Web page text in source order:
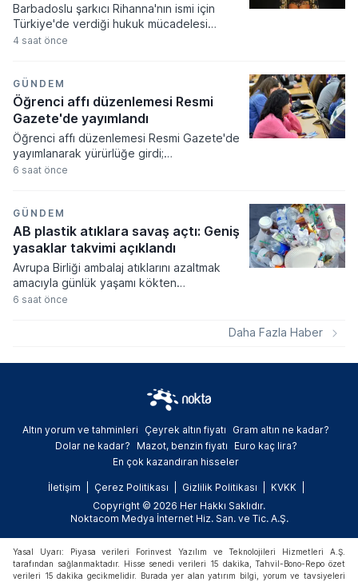
Barbadoslu şarkıcı Rihanna'nın ismi için
Türkiye'de verdiği hukuk mücadelesi
zaferle sonuçlandı. Mahkeme heyeti
tüketicilerde yanılgı uyandıracağı
gerekçesiyle iptal etti.
4 saat önce
GÜNDEM
Öğrenci affı düzenlemesi Resmi
Gazete'de yayımlandı
Öğrenci affı düzenlemesi Resmi Gazete'de
yayımlanarak yürürlüğe girdi;
üniversitelerinden ayrılanlara geri dönüş
mevzuata aykırı eğitim kurumu açanlara
ağır cezalar verilmesi kararlaştırıldı.
6 saat önce
GÜNDEM
AB plastik atıklara savaş açtı: Geniş
yasaklar takvimi açıklandı
Avrupa Birliği ambalaj atıklarını azaltmak
amacıyla günlük yaşamı kökten
değiştirecek geniş kapsamlı bir yasal
kadar pek çok alanda aşamalı yasaklar
6 saat önce
Daha Fazla Haber
Altın yorum ve tahminleri Çeyrek altın fiyatı
Gram altın ne kadar?
Dolar ne kadar?
Mazot, benzin fiyatı
Euro kaç lira?
En çok kazandıran hisseler
İletişim Çerez Politikası Gizlilik Politikası
KVKK
Copyright © 2026 Her Hakkı Saklıdır.
Noktacom Medya İnternet Hiz. San. ve Tic. A.Ş.
Yasal Uyarı: Piyasa verileri Forinvest Yazılım ve Teknolojileri Hizmetleri A.Ş.
tarafından sağlanmaktadır. Hisse senedi verileri 15 dakika, Tahvil-Bono-Repo özet
verileri 15 dakika gecikmelidir. Burada yer alan yatırım bilgi, yorum ve tavsiyeleri